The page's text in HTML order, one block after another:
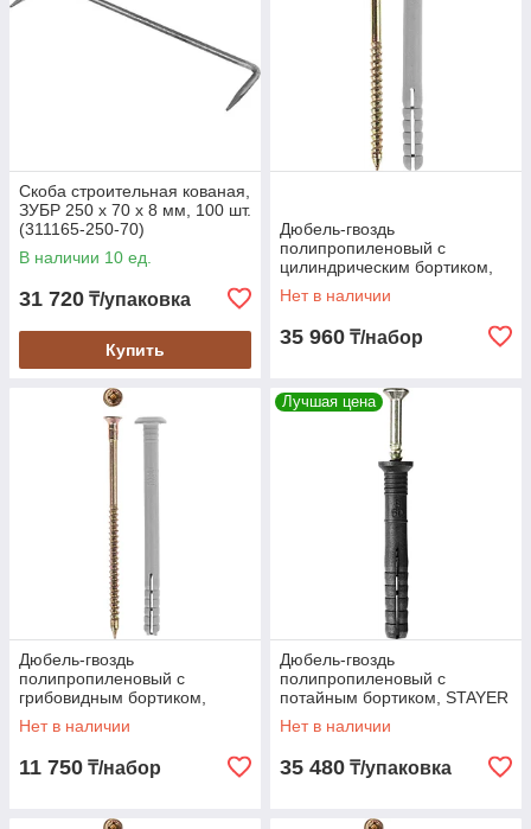
Скоба строительная кованая,
ЗУБР 250 х 70 х 8 мм, 100 шт.
(311165-250-70)
В наличии 10 ед.
31 720 ₸/упаковка
Купить
Дюбель-гвоздь
полипропиленовый с
цилиндрическим бортиком,
ЗУБР, 40 x 6 мм, 2000 шт. (4-
301360-06-040)
Нет в наличии
35 960 ₸/набор
Дюбель-гвоздь
полипропиленовый с
грибовидным бортиком,
ЗУБР, 80 x 6 мм, 950 шт. (4-
301350-06-080)
Нет в наличии
11 750 ₸/набор
Лучшая цена
Дюбель-гвоздь
полипропиленовый с
потайным бортиком, STAYER
60 x 8 мм, 1000 шт. (30640-
08-060)
Нет в наличии
35 480 ₸/упаковка